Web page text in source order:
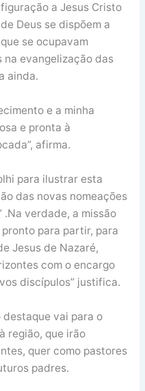
a Jesus Cristo
Deus se dispõem a
se ocupavam
evangelização das
ainda.
e a minha
e pronta à
afirma.
para ilustrar esta
das novas nomeações
.Na verdade, a missão
para partir, para
Jesus de Nazaré,
com o encargo
discípulos” justifica.
destaque vai para o
região, que irão
quer como pastores
padres.